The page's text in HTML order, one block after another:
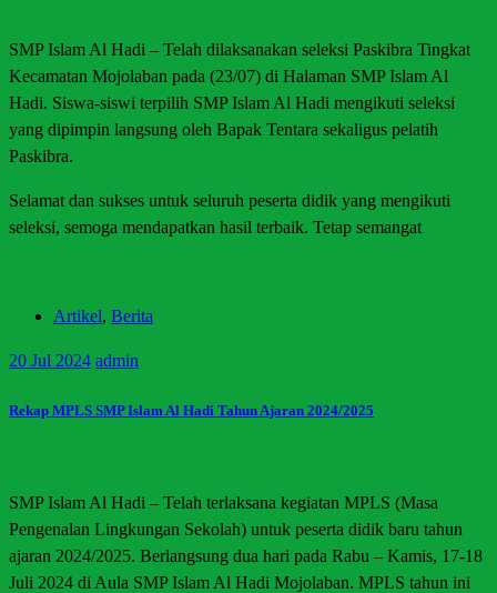
SMP Islam Al Hadi – Telah dilaksanakan seleksi Paskibra Tingkat
Kecamatan Mojolaban pada (23/07) di Halaman SMP Islam Al
Hadi. Siswa-siswi terpilih SMP Islam Al Hadi mengikuti seleksi
yang dipimpin langsung oleh Bapak Tentara sekaligus pelatih
Paskibra.
Selamat dan sukses untuk seluruh peserta didik yang mengikuti
seleksi, semoga mendapatkan hasil terbaik. Tetap semangat
Artikel, Berita
20 Jul 2024 admin
Rekap MPLS SMP Islam Al Hadi Tahun Ajaran 2024/2025
SMP Islam Al Hadi – Telah terlaksana kegiatan MPLS (Masa
Pengenalan Lingkungan Sekolah) untuk peserta didik baru tahun
ajaran 2024/2025. Berlangsung dua hari pada Rabu – Kamis, 17-18
Juli 2024 di Aula SMP Islam Al Hadi Mojolaban. MPLS tahun ini